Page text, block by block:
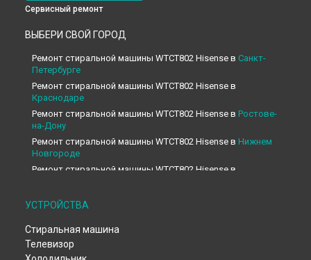
Сервисный ремонт
ВЫБЕРИ СВОЙ ГОРОД
Ремонт стиральной машины WTCT802 Hisense в Санкт-
Петербурге
Ремонт стиральной машины WTCT802 Hisense в
Краснодаре
Ремонт стиральной машины WTCT802 Hisense в Ростове-
на-Дону
Ремонт стиральной машины WTCT802 Hisense в Нижнем
Новгороде
Ремонт стиральной машины WTCT802 Hisense в
Ремонт стиральной машины WTCT802 Hisense в
Челябинске
Ремонт стиральной машины WTCT802 Hisense в
Екатеринбурге
Ремонт стиральной машины WTCT802 Hisense в
УСТРОЙСТВА
Стиральная машина
Телевизор